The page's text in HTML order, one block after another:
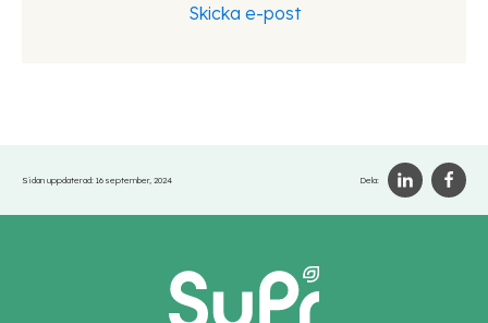
Skicka e-post
Sidan uppdaterad: 16 september, 2024 Dela: